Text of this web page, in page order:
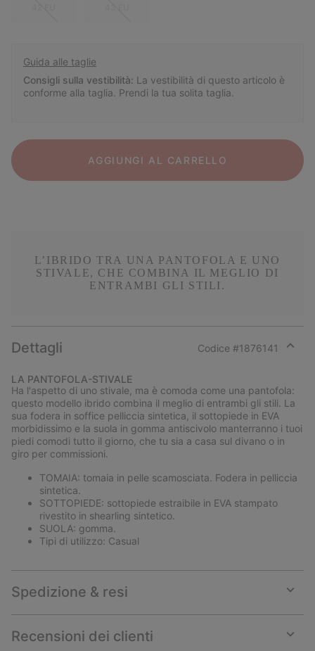
Guida alle taglie
Consigli sulla vestibilità: La vestibilità di questo articolo è
conforme alla taglia. Prendi la tua solita taglia.
AGGIUNGI AL CARRELLO
L’IBRIDO TRA UNA PANTOFOLA E UNO
STIVALE, CHE COMBINA IL MEGLIO DI
ENTRAMBI GLI STILI.
Dettagli Codice #1876141
section
LA PANTOFOLA-STIVALE
Ha l'aspetto di uno stivale, ma è comoda come una pantofola:
questo modello ibrido combina il meglio di entrambi gli stili. La
sua fodera in soffice pelliccia sintetica, il sottopiede in EVA
morbidissimo e la suola in gomma antiscivolo manterranno i tuoi
piedi comodi tutto il giorno, che tu sia a casa sul divano o in
giro per commissioni.
TOMAIA: tomaia in pelle scamosciata. Fodera in pelliccia
sintetica.
SOTTOPIEDE: sottopiede estraibile in EVA stampato
rivestito in shearling sintetico.
SUOLA: gomma.
Tipi di utilizzo: Casual
Spedizione & resi
or
Recensioni dei clienti